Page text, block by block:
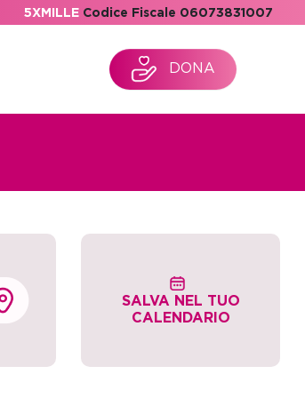
5XMILLE Codice Fiscale 06073831007
DONA
SALVA NEL TUO
CALENDARIO